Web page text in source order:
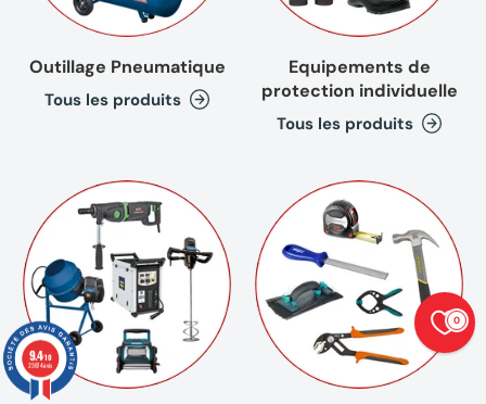
Outillage Pneumatique
Tous les produits
Equipements de
protection individuelle
Tous les produits
0
9.4/10
23874 avis